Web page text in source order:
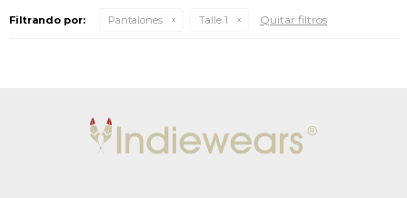
Filtrando por: Pantalones Talle 1 Quitar filtros